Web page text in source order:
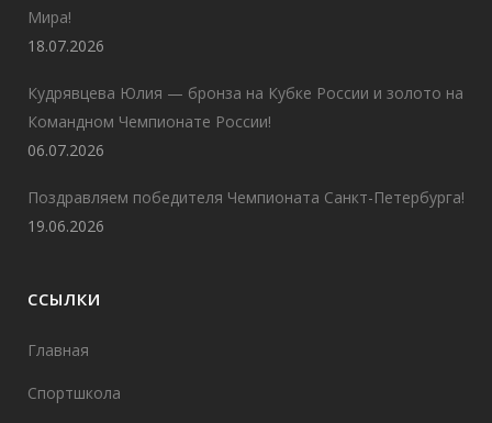
Мира!
18.07.2026
Кудрявцева Юлия — бронза на Кубке России и золото на
Командном Чемпионате России!
06.07.2026
Поздравляем победителя Чемпионата Санкт-Петербурга!
19.06.2026
ССЫЛКИ
Главная
Спортшкола